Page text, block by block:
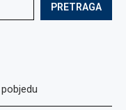
PRETRAGA